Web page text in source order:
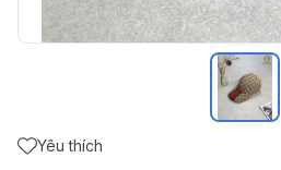
Yêu thích